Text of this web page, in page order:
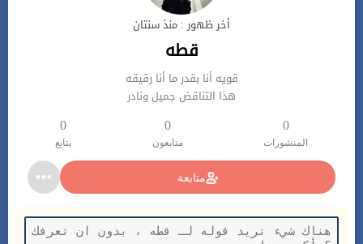
أخر ظهور : منذ سنتان
قطه
قويه أنا بقدر ما أنا رقيقه
هذا التناقض جميل ونادر
0
المنشورات
0
متابعون
0
يتابع
متابعة